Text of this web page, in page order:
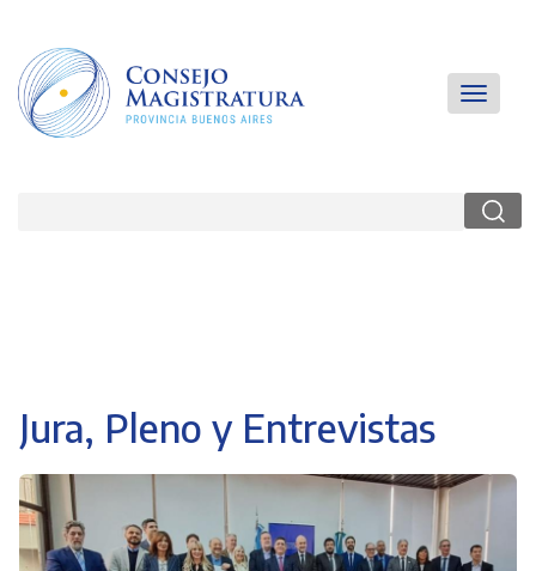
contenido
principal
MainToggle
Jura, Pleno y Entrevistas